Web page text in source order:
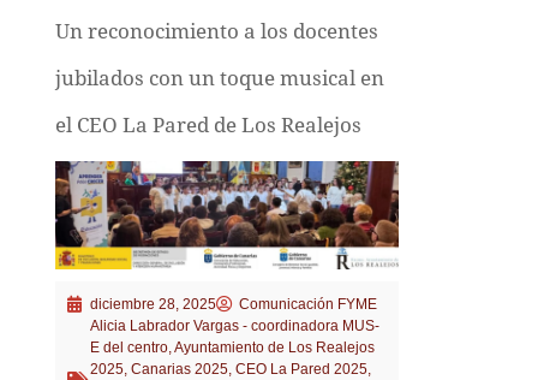
Un reconocimiento a los docentes
jubilados con un toque musical en
el CEO La Pared de Los Realejos
diciembre 28, 2025
Comunicación FYME
Alicia Labrador Vargas - coordinadora MUS-
E del centro,Ayuntamiento de Los Realejos
2025, Canarias 2025, CEO La Pared 2025,